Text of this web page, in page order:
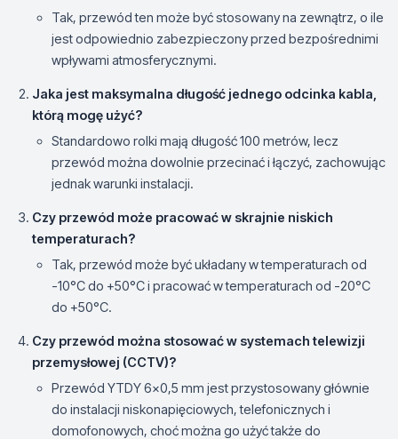
Tak, przewód ten może być stosowany na zewnątrz, o ile
jest odpowiednio zabezpieczony przed bezpośrednimi
wpływami atmosferycznymi.
Jaka jest maksymalna długość jednego odcinka kabla,
którą mogę użyć?
Standardowo rolki mają długość 100 metrów, lecz
przewód można dowolnie przecinać i łączyć, zachowując
jednak warunki instalacji.
Czy przewód może pracować w skrajnie niskich
temperaturach?
Tak, przewód może być układany w temperaturach od
-10°C do +50°C i pracować w temperaturach od -20°C
do +50°C.
Czy przewód można stosować w systemach telewizji
przemysłowej (CCTV)?
Przewód YTDY 6x0,5 mm jest przystosowany głównie
do instalacji niskonapięciowych, telefonicznych i
domofonowych, choć można go użyć także do